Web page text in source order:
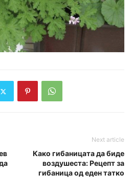
Next article
Како гибаницата да биде
воздушеста: Рецепт за
гибаница од еден татко